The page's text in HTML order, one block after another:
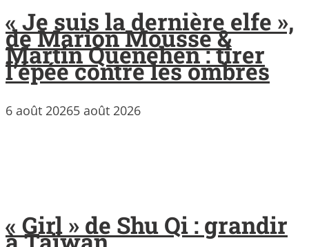
« Je suis la dernière elfe »,
de Marion Mousse &
Martin Quenehen : tirer
l’épée contre les ombres
6 août 20265 août 2026
« Girl » de Shu Qi : grandir